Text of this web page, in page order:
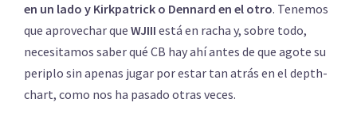
en un lado y Kirkpatrick o Dennard en el otro. Tenemos
que aprovechar que WJIII está en racha y, sobre todo,
necesitamos saber qué CB hay ahí antes de que agote su
periplo sin apenas jugar por estar tan atrás en el depth-
chart, como nos ha pasado otras veces.